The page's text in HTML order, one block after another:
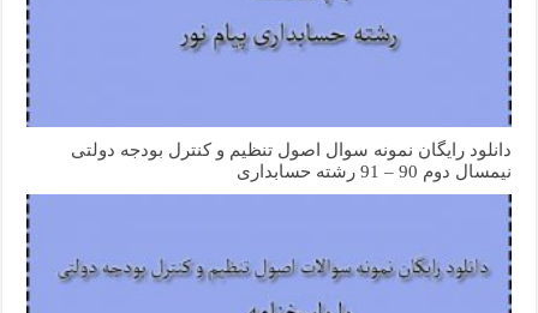
دانلود رایگان نمونه سوال اصول تنظیم و کنترل بودجه دولتی
نیمسال دوم 90 – 91 رشته حسابداری